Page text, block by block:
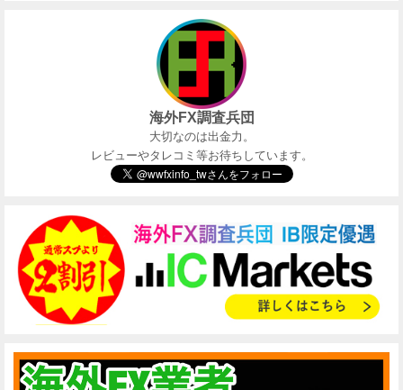
海外FX調査兵団
大切なのは出金力。
レビューやタレコミ等お待ちしています。